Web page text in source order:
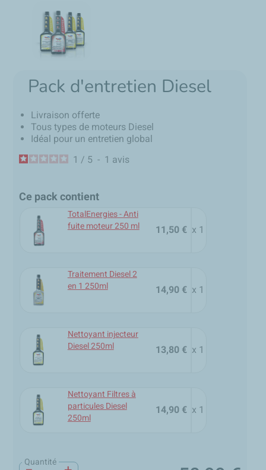
Pack d'entretien Diesel
Livraison offerte
Tous types de moteurs Diesel
Idéal pour un entretien global
1 / 5 - 1 avis
Ce pack contient
TotalEnergies - Anti
fuite moteur 250 ml
11,50 € x 1
Traitement Diesel 2
en 1 250ml
14,90 € x 1
Nettoyant injecteur
Diesel 250ml
13,80 € x 1
Nettoyant Filtres à
particules Diesel
250ml
14,90 € x 1
Quantité